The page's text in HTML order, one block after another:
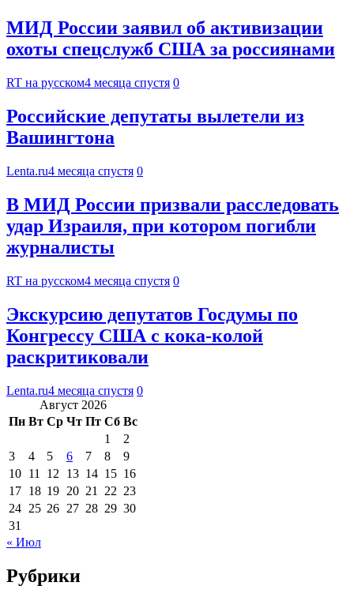
МИД России заявил об активизации
охоты спецслужб США за россиянами
RT на русском4 месяца спустя 0
Российские депутаты вылетели из
Вашингтона
Lenta.ru4 месяца спустя 0
В МИД России призвали расследовать
удар Израиля, при котором погибли
журналисты
RT на русском4 месяца спустя 0
Экскурсию депутатов Госдумы по
Конгрессу США с кока-колой
раскритиковали
Lenta.ru4 месяца спустя 0
Август 2026
Пн Вт Ср Чт Пт Сб Вс
1
2
3
4 5 6 7 8
9
10 11 12 13 14 15 16
17 18 19 20 21 22 23
24 25 26 27 28 29 30
31
« Июл
Рубрики